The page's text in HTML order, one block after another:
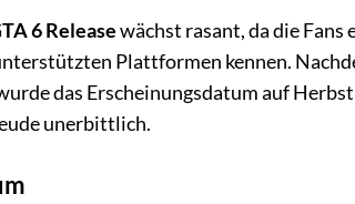
6 Releasewächst rasant, da die
Plattformen kennen.
das Erscheinungsdatum auf
unerbittlich.